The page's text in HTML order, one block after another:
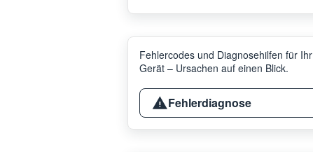
Fehlercodes und Diagnosehilfen für Ihr
Gerät – Ursachen auf einen Blick.
Fehlerdiagnose